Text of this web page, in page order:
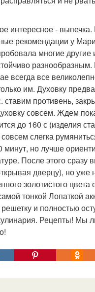
интересное -
рекомендации у
многие другие
разнообразным.
всегда все
им. Духовку
ставим противень,
совсем. Ждем
до 160 с (изделия
слегка
но лучше
После этого сразу
дверцу), но уже
золотистого
тонкой Лопаткой
и полностью
Рецепты! Мы